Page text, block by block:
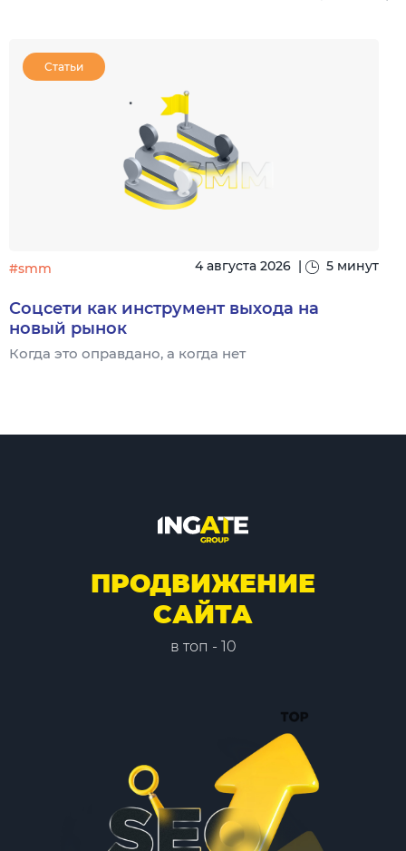
Статьи
#smm 4 августа 2026 | 5 минут
Соцсети как инструмент выхода на
новый рынок
Когда это оправдано, а когда нет
ПРОДВИЖЕНИЕ
САЙТА
в топ - 10